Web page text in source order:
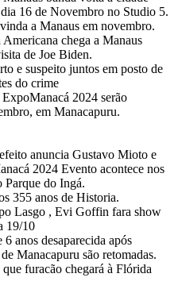
dia 16 de Novembro no Studio 5.
a Manaus em novembro.
chega a Manaus
de Joe Biden.
e suspeito juntos em posto de
do crime
2024 serão
em Manacapuru.
anuncia Gustavo Mioto e
2024 Evento acontece nos
Parque do Ingá.
355 anos de Historia.
Lasgo , Evi Goffin fara show
19/10
anos desaparecida após
Manacapuru são retomadas.
furacão chegará à Flórida